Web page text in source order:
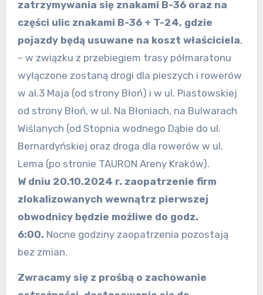
zatrzymywania się znakami B-36 oraz na
części ulic znakami B-36 + T-24, gdzie
pojazdy będą usuwane na koszt właściciela,
– w związku z przebiegiem trasy półmaratonu
wyłączone zostaną drogi dla pieszych i rowerów
w al.3 Maja (od strony Błoń) i w ul. Piastowskiej
od strony Błoń, w ul. Na Błoniach, na Bulwarach
Wiślanych (od Stopnia wodnego Dąbie do ul.
Bernardyńskiej oraz droga dla rowerów w ul.
Lema (po stronie TAURON Areny Kraków).
W dniu 20.10.2024 r. zaopatrzenie firm
zlokalizowanych wewnątrz pierwszej
obwodnicy będzie możliwe do godz.
6:00. Nocne godziny zaopatrzenia pozostają
bez zmian.
Zwracamy się z prośbą o zachowanie